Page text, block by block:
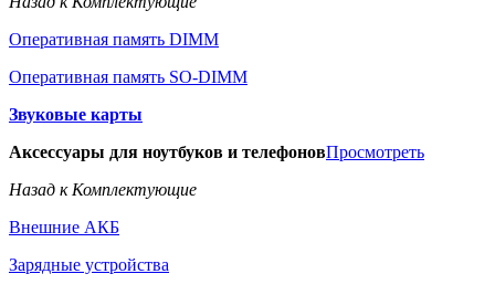
Оперативная память DIMM
Оперативная память SO-DIMM
Звуковые карты
Аксессуары для ноутбуков и телефоновПросмотреть
Назад к Комплектующие
Внешние АКБ
Зарядные устройства